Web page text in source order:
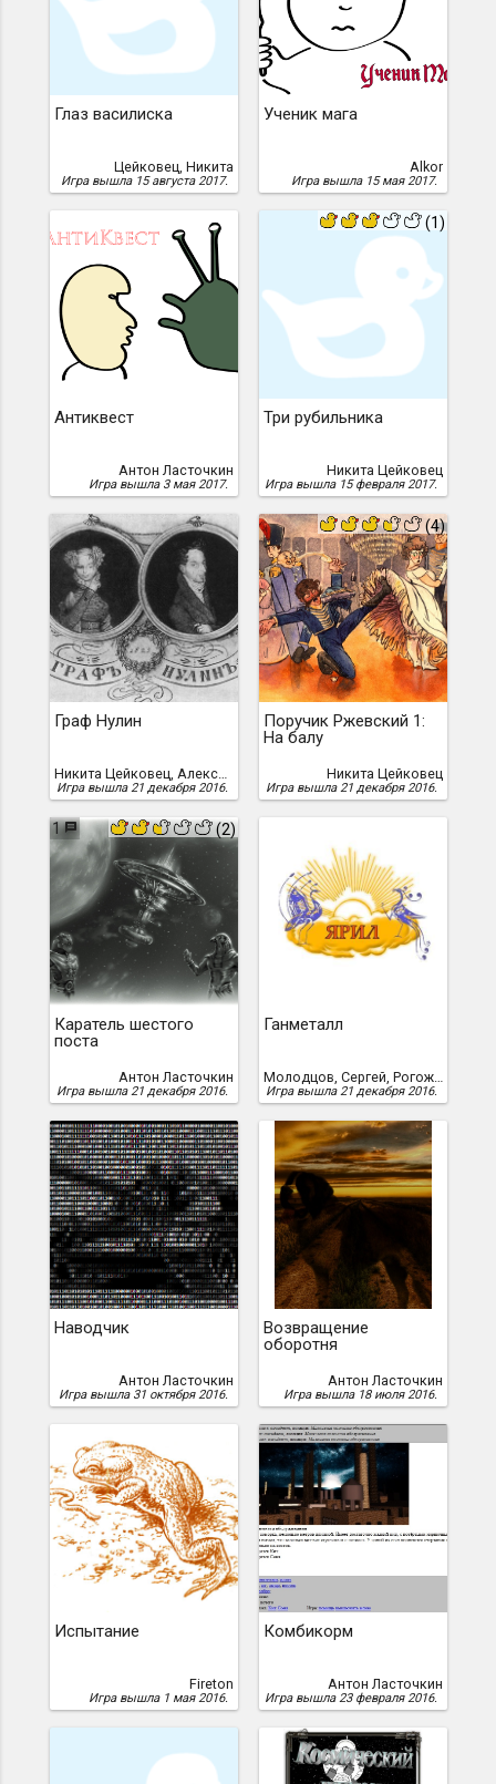
Глаз василиска
Цейковец, Никита
Игра вышла 15 августа 2017.
Ученик мага
Alkor
Игра вышла 15 мая 2017.
Антиквест
Антон Ласточкин
Игра вышла 3 мая 2017.
(1)
Три рубильника
Никита Цейковец
Игра вышла 15 февраля 2017.
Граф Нулин
Никита Цейковец, Александр Пушкин
Игра вышла 21 декабря 2016.
(4)
Поручик Ржевский 1:
На балу
Никита Цейковец
Игра вышла 21 декабря 2016.
1 (2)
Каратель шестого
поста
Антон Ласточкин
Игра вышла 21 декабря 2016.
Ганметалл
Молодцов, Сергей, Рогожин, Михаил, Сергей Молодцов, Михаил Рогожин
Игра вышла 21 декабря 2016.
Наводчик
Антон Ласточкин
Игра вышла 31 октября 2016.
Возвращение
оборотня
Антон Ласточкин
Игра вышла 18 июля 2016.
Испытание
Fireton
Игра вышла 1 мая 2016.
Комбикорм
Антон Ласточкин
Игра вышла 23 февраля 2016.